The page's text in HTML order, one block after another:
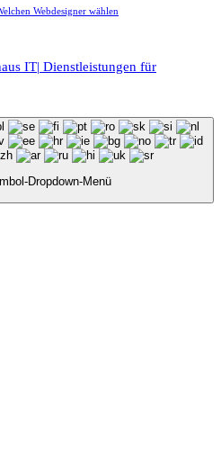
Webdesigner wählen
IT| Dienstleistungen für